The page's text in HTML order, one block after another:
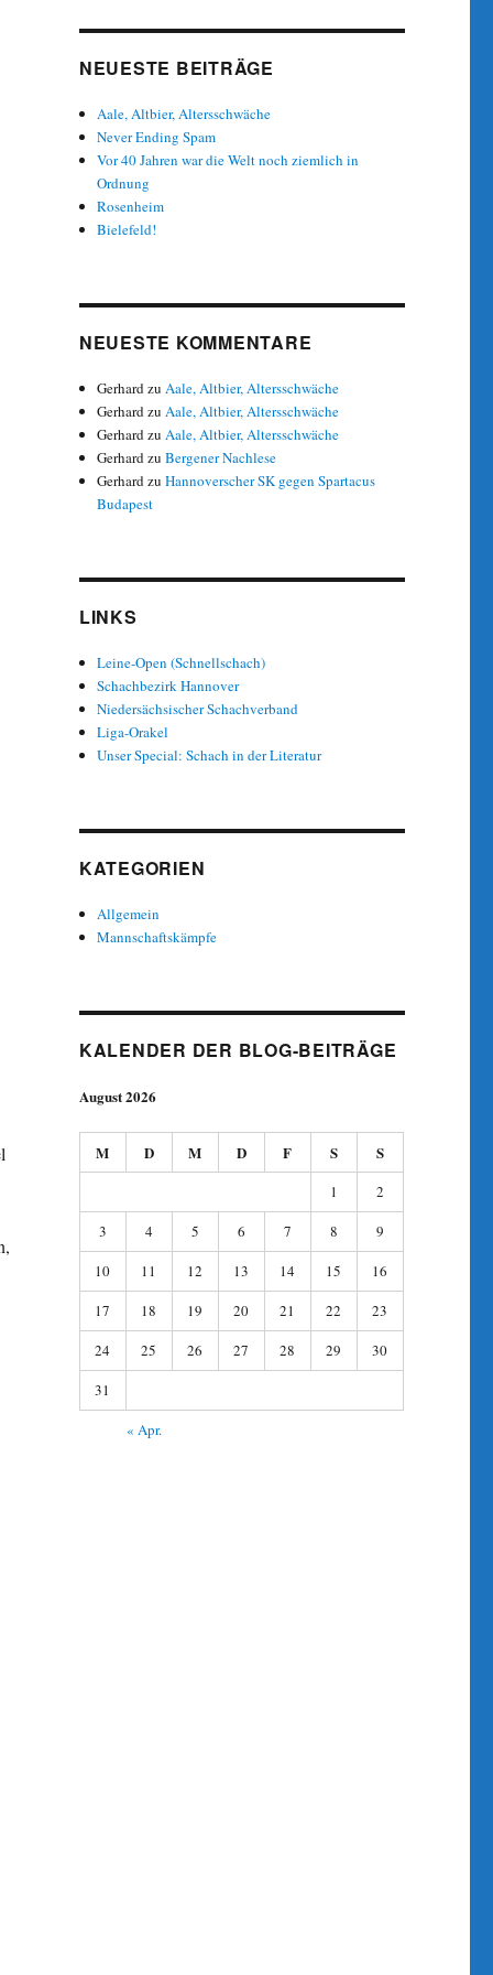
NEUESTE BEITRÄGE
Aale, Altbier, Altersschwäche
Never Ending Spam
Vor 40 Jahren war die Welt noch ziemlich in
Ordnung
Rosenheim
Bielefeld!
NEUESTE KOMMENTARE
GerhardzuAale, Altbier, Altersschwäche
GerhardzuAale, Altbier, Altersschwäche
GerhardzuAale, Altbier, Altersschwäche
GerhardzuBergener Nachlese
GerhardzuHannoverscher SK gegen Spartacus
Budapest
LINKS
Leine-Open (Schnellschach)
Schachbezirk Hannover
Niedersächsischer Schachverband
Liga-Orakel
Unser Special: Schach in der Literatur
KATEGORIEN
Allgemein
Mannschaftskämpfe
KALENDER DER BLOG-BEITRÄGE
August 2026
M D M D F S S
1
2
3
4 5 6 7 8
9
10
11 12 13 14 15
16
17
18 19 20 21 22
23
24
25 26 27 28 29
30
31
« Apr.